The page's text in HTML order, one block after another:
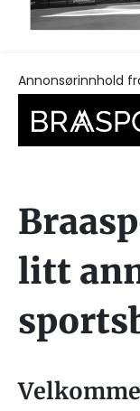
Annonsørinnhold
litt